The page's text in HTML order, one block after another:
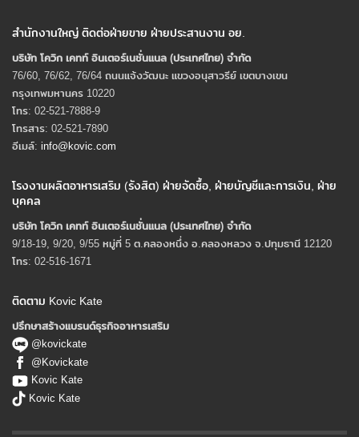
สำนักงานใหญ่ ติดต่อฝ่ายขาย ฝ่ายประสานงาน อย.
บริษัท โควิก เคทท์ อินเตอร์เนชั่นแนล (ประเทศไทย) จํากัด
76/60, 76/62, 76/64 ถนนแจ้งวัฒนะ แขวงอนุสาวรีย์ เขตบางเขน
กรุงเทพมหานคร 10220
โทร: 02-521-7888-9
โทรสาร: 02-521-7890
อีเมล์: info@kovic.com
โรงงานผลิตอาหารเสริม (รังสิต) ฝ่ายจัดซื้อ, ฝ่ายบัญชีและการเงิน, ฝ่าย
บุคคล
บริษัท โควิก เคทท์ อินเตอร์เนชั่นแนล (ประเทศไทย) จํากัด
9/18-19, 9/20, 9/55 หมู่ที่ 5 ต.คลองหนึ่ง อ.คลองหลวง จ.ปทุมธานี 12120
โทร: 02-516-1671
ติดตาม Kovic Kate
ปรึกษาสร้างแบรนด์ธุรกิจอาหารเสริม
@kovickate
@Kovickate
Kovic Kate
Kovic Kate